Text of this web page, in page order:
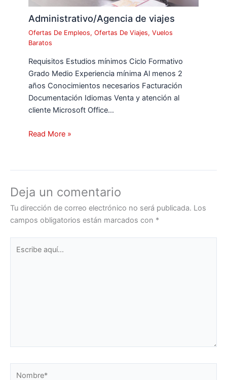
Administrativo/Agencia de viajes
Ofertas De Empleos,Ofertas De Viajes,Vuelos
Baratos
Requisitos Estudios mínimos Ciclo Formativo
Grado Medio Experiencia mínima Al menos 2
años Conocimientos necesarios Facturación
Documentación Idiomas Venta y atención al
cliente Microsoft Office…
Read More »
Deja un comentario
Tu dirección de correo electrónico no será publicada. Los
campos obligatorios están marcados con *